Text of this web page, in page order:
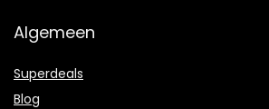
Algemeen
Superdeals
Blog